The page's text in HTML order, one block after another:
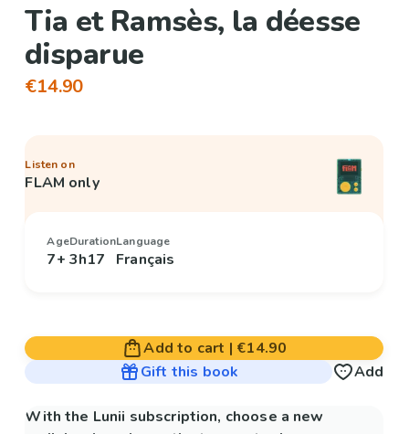
Tia et Ramsès, la déesse
disparue
€14.90
Listen on
FLAM only
Age
7+
Duration
3h17
Language
Français
Add to cart | €14.90
Gift this book
Add
With the Lunii subscription, choose a new